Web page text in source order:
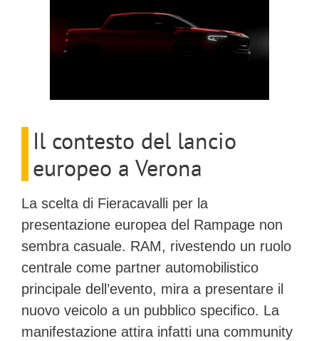
Il contesto del lancio
europeo a Verona
La scelta di Fieracavalli per la
presentazione europea del Rampage non
sembra casuale. RAM, rivestendo un ruolo
centrale come partner automobilistico
principale dell’evento, mira a presentare il
nuovo veicolo a un pubblico specifico. La
manifestazione attira infatti una community